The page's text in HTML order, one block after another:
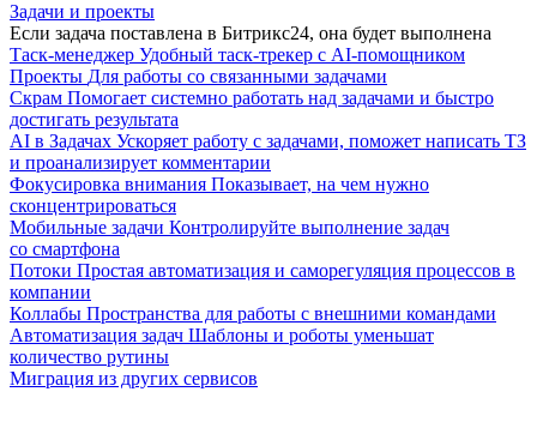
Задачи и проекты
Если задача поставлена в Битрикс24, она будет выполнена
Таск-менеджер Удобный таск-трекер с AI-помощником
Проекты Для работы со связанными задачами
Скрам Помогает системно работать над задачами и быстро
достигать результата
AI в Задачах Ускоряет работу с задачами, поможет написать ТЗ
и проанализирует комментарии
Фокусировка внимания Показывает, на чем нужно
сконцентрироваться
Мобильные задачи Контролируйте выполнение задач
со смартфона
Потоки Простая автоматизация и саморегуляция процессов в
компании
Коллабы Пространства для работы с внешними командами
Автоматизация задач Шаблоны и роботы уменьшат
количество рутины
Миграция из других сервисов